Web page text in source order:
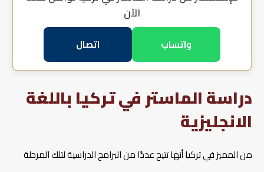
الآن
واتساب اتصال
دراسة الماستر في تركيا باللغة
الانجليزية
من المميز في تركيا أنها تتيح عددًا من البرامج الدراسية لتلك المرحلة